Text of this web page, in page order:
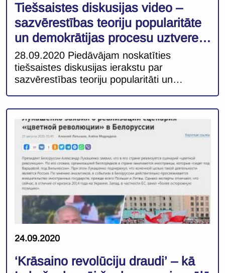
Tiešsaistes diskusijas video –
sazvērestības teoriju popularitāte
un demokrātijas procesu uztvere
Baltijas valstīs
28.09.2020 Piedāvājam noskatīties
tiešsaistes diskusijas ierakstu par
sazvērestības teoriju popularitāti un
Eastern Europe: Perceptions of democracy
& governance in 10 EU countries“
iegūtajiem datiem un secinājumiem. Ar
pētījuma rezultātiem un tā spilgtākajiem
secinājumiem Baltijas valstīs
iepazīstina:Beāte Livdanska,
Austrumeioropas politika spētījumu […]
24.09.2020
‘Krāsaino revolūciju draudi’ – kā